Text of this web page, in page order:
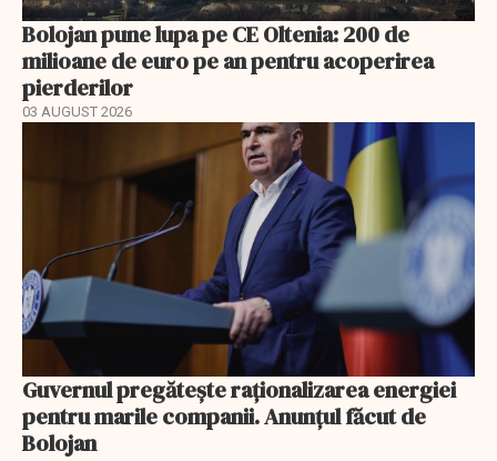
Bolojan pune lupa pe CE Oltenia: 200 de
milioane de euro pe an pentru acoperirea
pierderilor
03 AUGUST 2026
Guvernul pregătește raționalizarea energiei
pentru marile companii. Anunțul făcut de
Bolojan